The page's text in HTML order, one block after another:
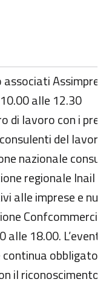
alle 12.30
di lavoro con i
del lavoro
nazionale
regionale Inail
alle imprese e
Confcommercio,
alle 18.00. L’evento
il riconoscimento